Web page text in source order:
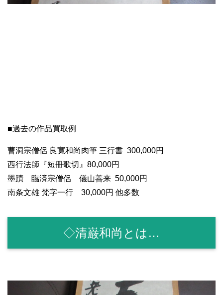
■過去の作品買取例
曹洞宗僧侶 良寛和尚肉筆 三行書 300,000円
西行法師『短冊歌切』80,000円
墨蹟 臨済宗僧侶 儀山善来 50,000円
南条文雄 梵字一行 30,000円 他多数
◇清巌和尚とは…